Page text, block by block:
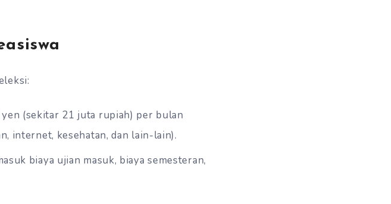
(sekitar 21 juta rupiah) per bulan
internet, kesehatan, dan lain-lain).
biaya ujian masuk, biaya semesteran,